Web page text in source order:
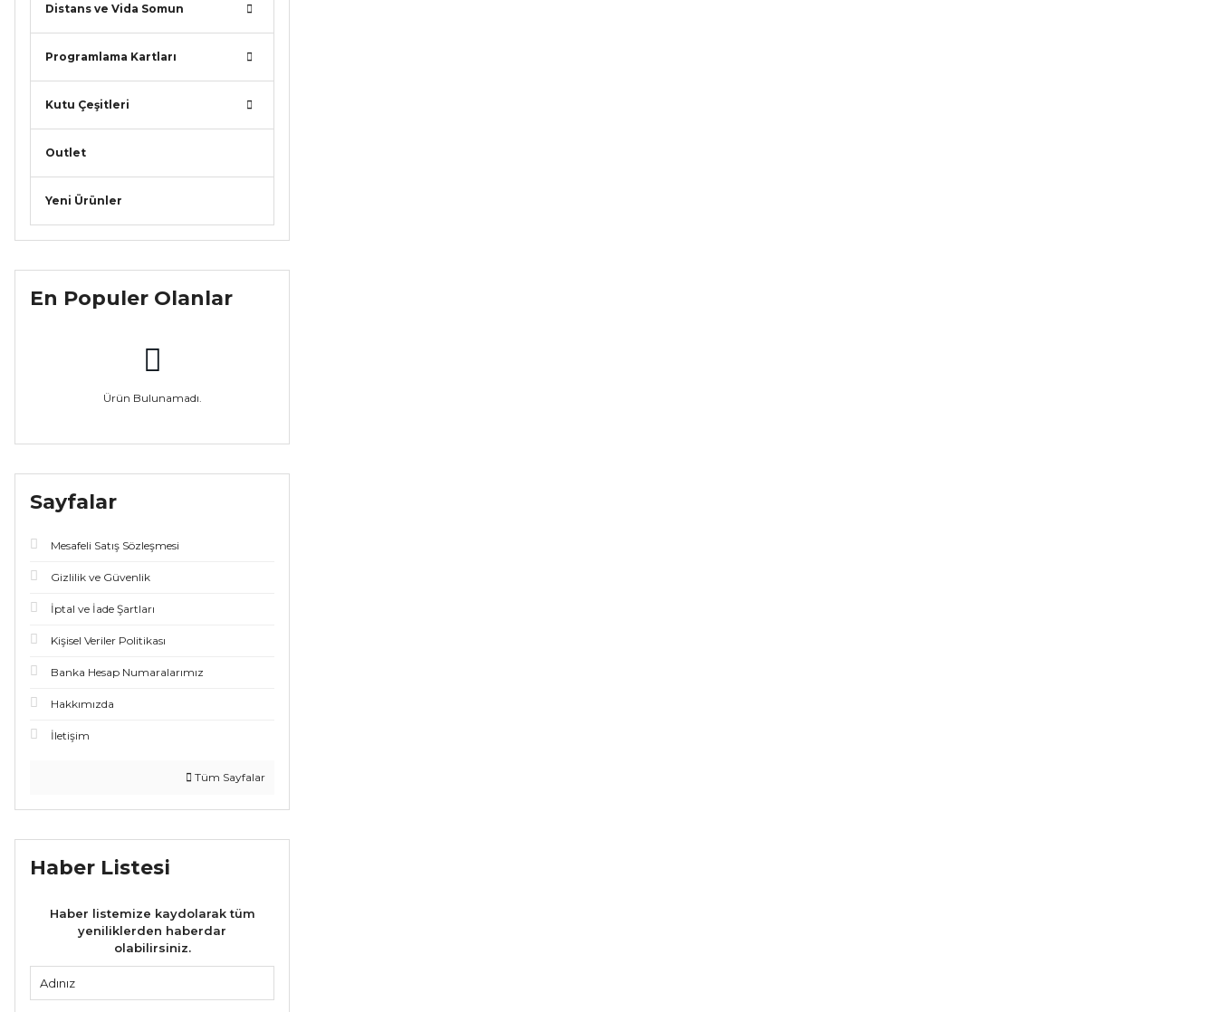
Distans ve Vida Somun
Programlama Kartları
Kutu Çeşitleri
Outlet
Yeni Ürünler
En Populer Olanlar
Ürün Bulunamadı.
Sayfalar
Mesafeli Satış Sözleşmesi
Gizlilik ve Güvenlik
İptal ve İade Şartları
Kişisel Veriler Politikası
Banka Hesap Numaralarımız
Hakkımızda
İletişim
Tüm Sayfalar
Haber Listesi
Haber listemize kaydolarak tüm
yeniliklerden haberdar
olabilirsiniz.